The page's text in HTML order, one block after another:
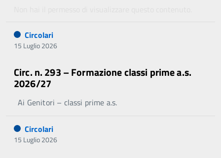
Circolari
15 Luglio 2026
Circ. n. 293 – Formazione classi prime a.s.
2026/27
Ai Genitori – classi prime a.s.
Circolari
15 Luglio 2026